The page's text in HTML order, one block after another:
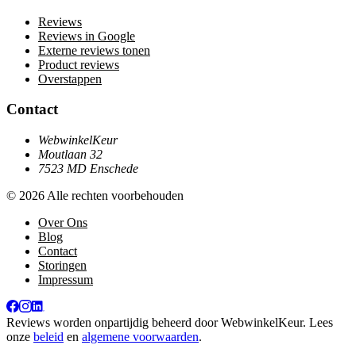
Reviews
Reviews in Google
Externe reviews tonen
Product reviews
Overstappen
Contact
WebwinkelKeur
Moutlaan 32
7523 MD Enschede
© 2026 Alle rechten voorbehouden
Over Ons
Blog
Contact
Storingen
Impressum
Reviews worden onpartijdig beheerd doorWebwinkelKeur. Lees
onze beleid en algemene voorwaarden.